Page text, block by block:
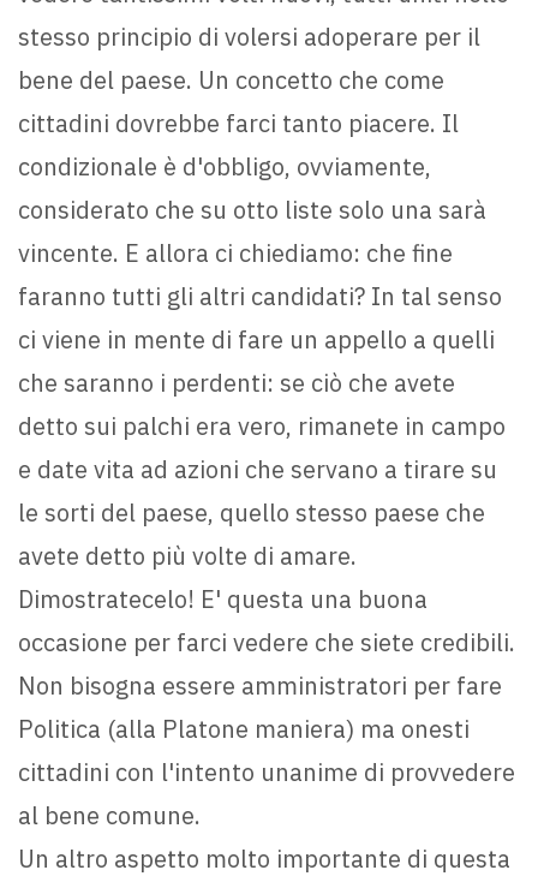
stesso principio di volersi adoperare per il
bene del paese. Un concetto che come
cittadini dovrebbe farci tanto piacere. Il
condizionale è d'obbligo, ovviamente,
considerato che su otto liste solo una sarà
vincente. E allora ci chiediamo: che fine
faranno tutti gli altri candidati? In tal senso
ci viene in mente di fare un appello a quelli
che saranno i perdenti: se ciò che avete
detto sui palchi era vero, rimanete in campo
e date vita ad azioni che servano a tirare su
le sorti del paese, quello stesso paese che
avete detto più volte di amare.
Dimostratecelo! E' questa una buona
occasione per farci vedere che siete credibili.
Non bisogna essere amministratori per fare
Politica (alla Platone maniera) ma onesti
cittadini con l'intento unanime di provvedere
al bene comune.
Un altro aspetto molto importante di questa